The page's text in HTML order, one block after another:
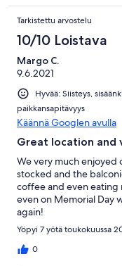
Tarkistettu arvostelu
10/10 Loistava
Margo C.
9.6.2021
Hyvää: Siisteys,
paikkansapitävyys
Käännä Googlen avulla
Great location and
We very much enjoyed
stocked and the
coffee and even eating
even on Memorial Day
again!
Yöpyi 7 yötä toukokuussa
0